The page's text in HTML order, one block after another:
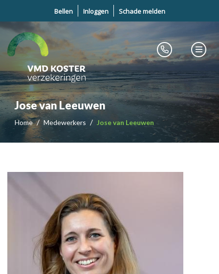
Bellen Inloggen Schade melden
Jose van Leeuwen
Home Medewerkers Jose van Leeuwen